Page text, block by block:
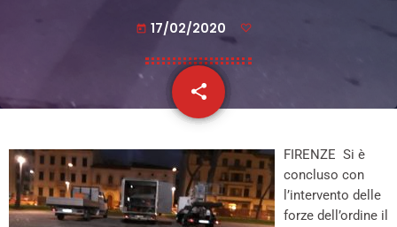
today 17/02/2020
share
email
FIRENZE Si è
concluso con
l’intervento delle
forze dell’ordine il